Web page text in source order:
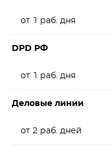
от 1 раб. дня
DPD РФ
от 1 раб. дня
Деловые линии
от 2 раб. дней